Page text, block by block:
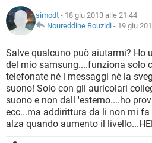
HARDWARE
TIKTOK
iOS
INSTAGRAM
TIKTOK
HARDWARE
INTRATTENIMENTO
INSTAGRAM
TIKTOK
HARDWARE
GLOSSARIO
COVID-19
INTRATTENIMENTO
iOS
INSTAGRAM
TIKTOK
simodt - 18 giu 2013 alle 21:44
Noureddine Bouzidi - 19 giu
Salve qualcuno può aiutarmi? Ho
del mio samsung....funziona solo
telefonate nè i messaggi nè la
suono! Solo con gli auricolari
suono e non dall 'esterno....ho
ecc...ma addirittura da li non mi
alza quando aumento il